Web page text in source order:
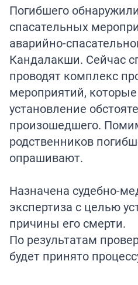
Погибшего
спасательных
аварийно-
Кандалакши. Сейчас
проводят комплекс
мероприятий,
установление
произошедшего.
родственников
опрашивают.
Назначена судебно-
экспертиза с целью
причины его смерти.
По результатам
будет принято